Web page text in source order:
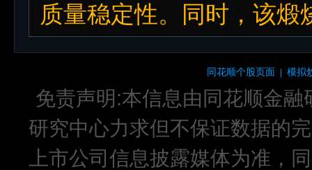
质量稳定性。同时，该
同花顺个股页面 模拟
免责声明:本信息由同花顺金
研究中心力求但不保证数据的
上市公司信息披露媒体为准，